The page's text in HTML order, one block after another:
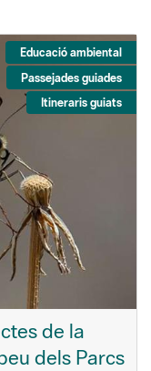
Educació ambiental
Passejades guiades
Itineraris guiats
de la
dels Parcs